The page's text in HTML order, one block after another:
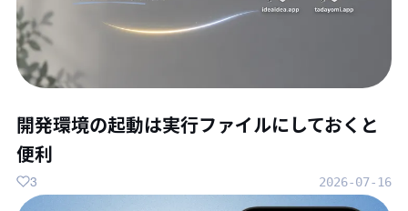
開発環境の起動は実行ファイルにしておくと
便利
2026-07-16
3